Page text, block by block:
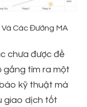
Các Đường MA
chưa được đề
gắng tìm ra một
kỹ thuật mà
giao dịch tốt